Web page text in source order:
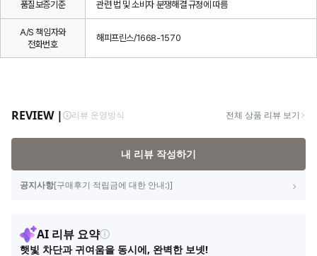
품질보증기준 관련 법 및 소비자 분쟁해결 규정에 따름
A/S 책임자와
전화번호
해피프린스/1668-1570